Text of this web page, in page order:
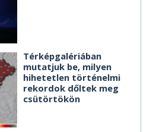
Térképgalériában
mutatjuk be, milyen
hihetetlen történelmi
rekordok dőltek meg
csütörtökön